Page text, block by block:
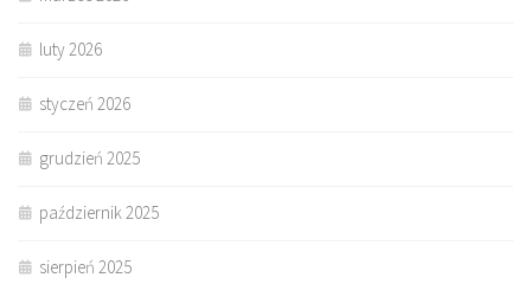
luty 2026
styczeń 2026
grudzień 2025
październik 2025
sierpień 2025